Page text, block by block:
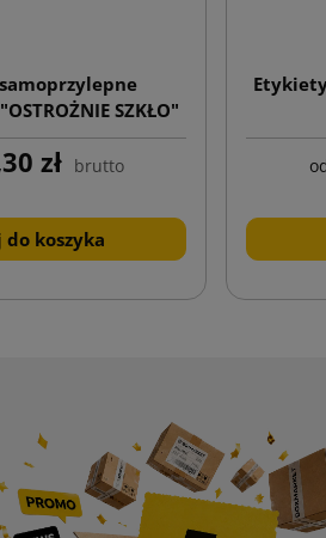
SZKŁO"
1000 szt.
zł brutto
do koszyka